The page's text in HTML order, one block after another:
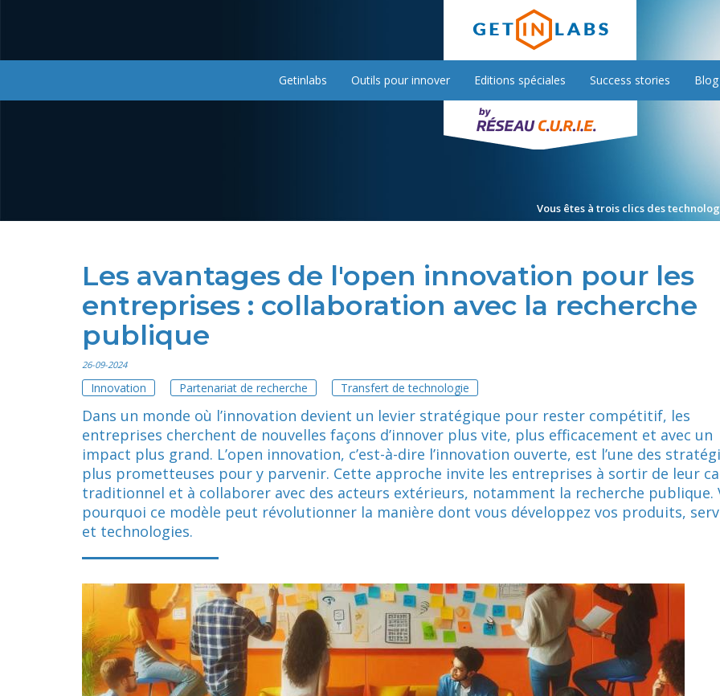
Getinlabs Outils pour innover Editions spéciales Success stories Blog
Vous êtes à trois clics des
Les avantages de l'open innovation pour les
entreprises : collaboration avec la recherche
publique
26-09-2024
Innovation Partenariat de recherche Transfert de technologie
Dans un monde où l’innovation devient un levier stratégique pour rester compétitif, les
entreprises cherchent de nouvelles façons d’innover plus vite, plus efficacement et avec un
impact plus grand. L’open innovation, c’est-à-dire l’innovation ouverte, est l’une des
plus prometteuses pour y parvenir. Cette approche invite les entreprises à sortir de leur
traditionnel et à collaborer avec des acteurs extérieurs, notamment la recherche publique.
pourquoi ce modèle peut révolutionner la manière dont vous développez vos produits,
et technologies.